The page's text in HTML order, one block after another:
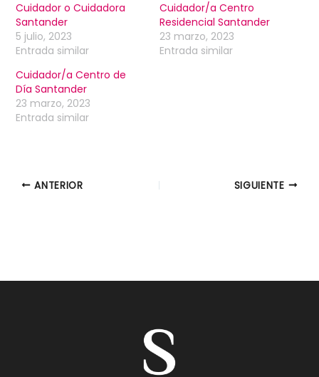
Cuidador o Cuidadora
Santander
5 julio, 2023
Entrada similar
Cuidador/a Centro
Residencial Santander
23 marzo, 2023
Entrada similar
Cuidador/a Centro de
Día Santander
23 marzo, 2023
Entrada similar
ANTERIOR SIGUIENTE